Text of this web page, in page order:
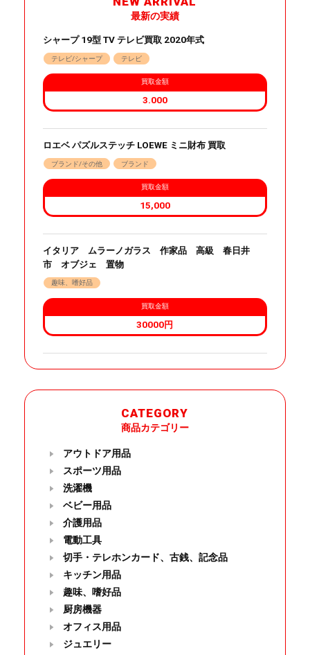
最新の実績
シャープ 19型 TV テレビ買取 2020年式
テレビ/シャープ テレビ
買取金額
3.000
ロエベ パズルステッチ LOEWE ミニ財布 買取
ブランド/その他 ブランド
買取金額
15,000
イタリア ムラーノガラス 作家品 高級 春日井
市 オブジェ 置物
趣味、嗜好品
買取金額
30000円
CATEGORY
商品カテゴリー
アウトドア用品
スポーツ用品
洗濯機
ベビー用品
介護用品
電動工具
切手・テレホンカード、古銭、記念品
キッチン用品
趣味、嗜好品
厨房機器
オフィス用品
ジュエリー